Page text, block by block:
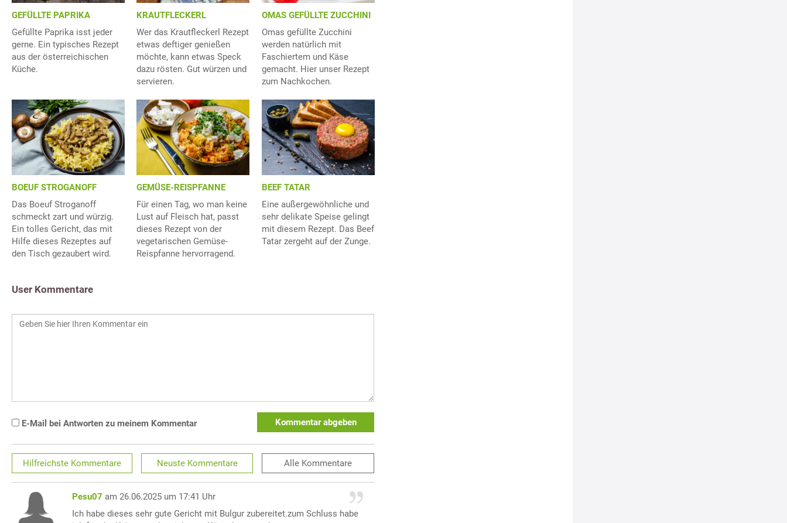
GEFÜLLTE PAPRIKA
Gefüllte Paprika isst jeder
gerne. Ein typisches Rezept
aus der österreichischen
Küche.
KRAUTFLECKERL
Wer das Krautfleckerl Rezept
etwas deftiger genießen
möchte, kann etwas Speck
dazu rösten. Gut würzen und
servieren.
OMAS GEFÜLLTE ZUCCHINI
Omas gefüllte Zucchini
werden natürlich mit
Faschiertem und Käse
gemacht. Hier unser Rezept
zum Nachkochen.
BOEUF STROGANOFF
Das Boeuf Stroganoff
schmeckt zart und würzig.
Ein tolles Gericht, das mit
Hilfe dieses Rezeptes auf
den Tisch gezaubert wird.
GEMÜSE-REISPFANNE
Für einen Tag, wo man keine
Lust auf Fleisch hat, passt
dieses Rezept von der
vegetarischen Gemüse-
Reispfanne hervorragend.
BEEF TATAR
Eine außergewöhnliche und
sehr delikate Speise gelingt
mit diesem Rezept. Das Beef
Tatar zergeht auf der Zunge.
User Kommentare
E-Mail bei Antworten zu meinem Kommentar Kommentar abgeben
Hilfreichste Kommentare Neuste Kommentare Alle Kommentare
Pesu07 am 26.06.2025 um 17:41 Uhr
Ich habe dieses sehr gute Gericht mit Bulgur zubereitet.zum Schluss habe